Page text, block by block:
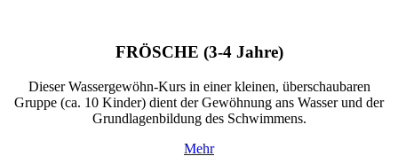
FRÖSCHE (3-4 Jahre)
Dieser Wassergewöhn-Kurs in einer kleinen, überschaubaren
Gruppe (ca. 10 Kinder) dient der Gewöhnung ans Wasser und der
Grundlagenbildung des Schwimmens.
Mehr